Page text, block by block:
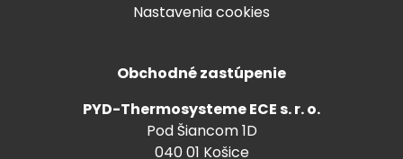
Nastavenia cookies
Obchodné zastúpenie
PYD-Thermosysteme ECE s. r. o.
Pod Šiancom 1D
040 01 Košice